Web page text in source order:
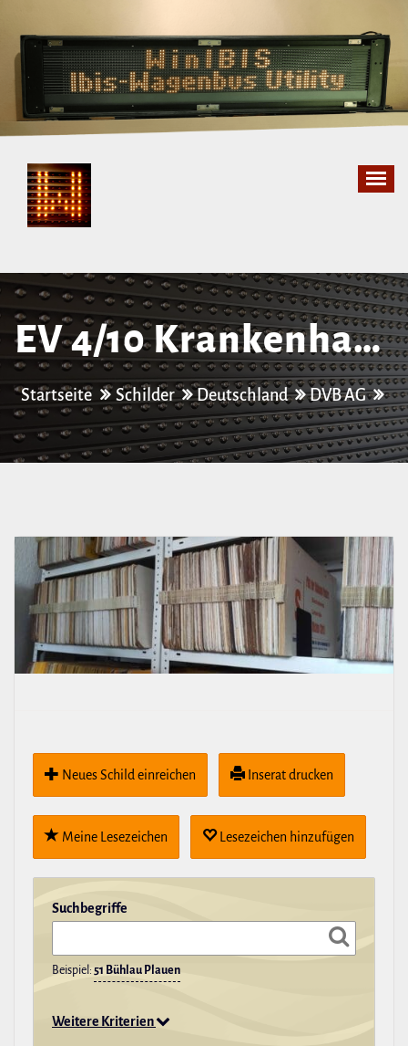
springen
EV 4/​10 Krankenhaus
St. Joseph-​Stift –
Fetscherplatz
[Zeigefinger] [TRAM
[Zeigefinger] [TRAM
alt] Johannisfriedhof
Startseite Schilder Deutschland DVB AG
Neues Schild ein­rei­chen Inserat drucken
Meine Lese­zei­chen Lese­zei­chen hin­zu­fügen
Such­be­griffe
Beispiel: 51 Bühlau Plauen
Weitere Kriterien